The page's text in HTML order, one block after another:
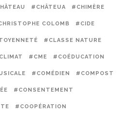
#CHÂTEUA #CHIMÈRE
COLOMB #CIDE
#CLASSE NATURE
#CME #COÉDUCATION
#COMÉDIEN #COMPOST
#CONSENTEMENT
#COOPÉRATION